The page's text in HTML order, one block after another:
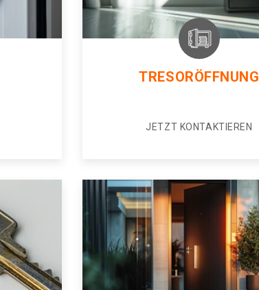
TRESORÖFFNUNG
JETZT KONTAKTIEREN